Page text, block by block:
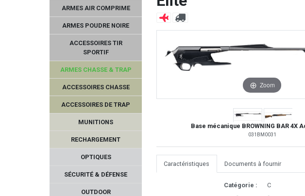
ARMES AIR COMPRIME
ARMES POUDRE NOIRE
ACCESSOIRES TIR
SPORTIF
ARMES CHASSE & TRAP
ACCESSOIRES CHASSE
ACCESSOIRES DE TRAP
MUNITIONS
RECHARGEMENT
OPTIQUES
SÉCURITÉ & DÉFENSE
OUTDOOR
Zoom
Base mécanique BROWNING BAR 4X
031BM0031
Caractéristiques Documents à fournir
Catégorie :
C